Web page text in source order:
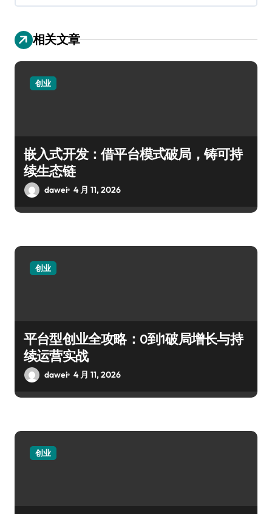
相关文章
创业
嵌入式开发：借平台模式破局，铸可持
续生态链
dawei 4 月 11, 2026
创业
平台型创业全攻略：0到1破局增长与持
续运营实战
dawei 4 月 11, 2026
创业